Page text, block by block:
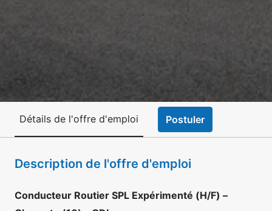
Détails de l'offre d'emploi Postuler
Description de l'offre d'emploi
Conducteur Routier SPL Expérimenté (H/F) –